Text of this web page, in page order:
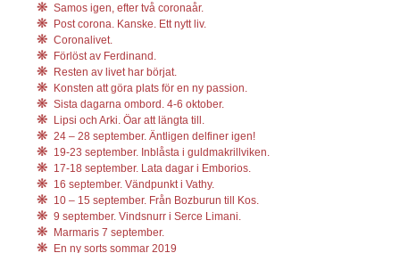
Samos igen, efter två coronaår.
Post corona. Kanske. Ett nytt liv.
Coronalivet.
Förlöst av Ferdinand.
Resten av livet har börjat.
Konsten att göra plats för en ny passion.
Sista dagarna ombord. 4-6 oktober.
Lipsi och Arki. Öar att längta till.
24 – 28 september. Äntligen delfiner igen!
19-23 september. Inblåsta i guldmakrillviken.
17-18 september. Lata dagar i Emborios.
16 september. Vändpunkt i Vathy.
10 – 15 september. Från Bozburun till Kos.
9 september. Vindsnurr i Serce Limani.
Marmaris 7 september.
En ny sorts sommar 2019